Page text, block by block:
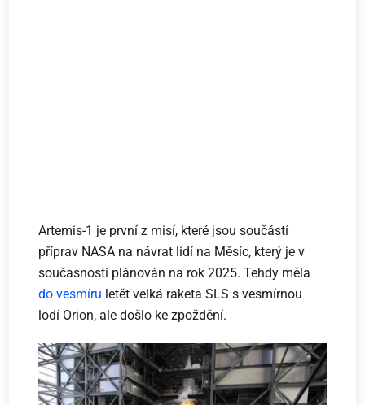
Artemis-1 je první z misí, které jsou součástí
příprav NASA na návrat lidí na Měsíc, který je v
současnosti plánován na rok 2025. Tehdy měla
do vesmíru letět velká raketa SLS s vesmírnou
lodí Orion, ale došlo ke zpoždění.